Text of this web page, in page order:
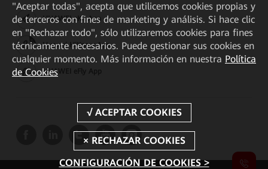
HUAWEI eKit App
Huawei HiKnow App
HUAWEI eFly App
"Aceptar todas", acepta que utilicemos cookies propias y
de terceros con fines de marketing y análisis. Si hace clic
en "Rechazar todo", sólo utilizaremos cookies para fines
técnicamente necesarios. Puede gestionar sus cookies en
cualquier momento. Más información en nuestra Política
de Cookies
CONFIGURACIÓN DE COOKIES >